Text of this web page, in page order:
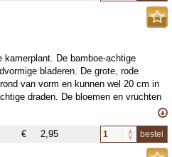
De bamboe-achtige
bladeren. De grote, rode
van vorm en kunnen wel 20 cm in
draden. De bloemen en vruchten
€ 2,95 bestel